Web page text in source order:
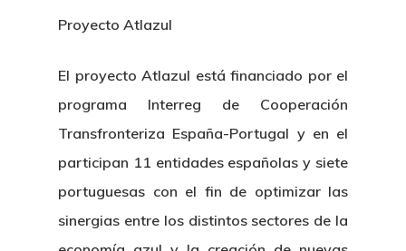
Proyecto Atlazul
El proyecto Atlazul está financiado por el
programa Interreg de Cooperación
Transfronteriza España-Portugal y en el
participan 11 entidades españolas y siete
portuguesas con el fin de optimizar las
sinergias entre los distintos sectores de la